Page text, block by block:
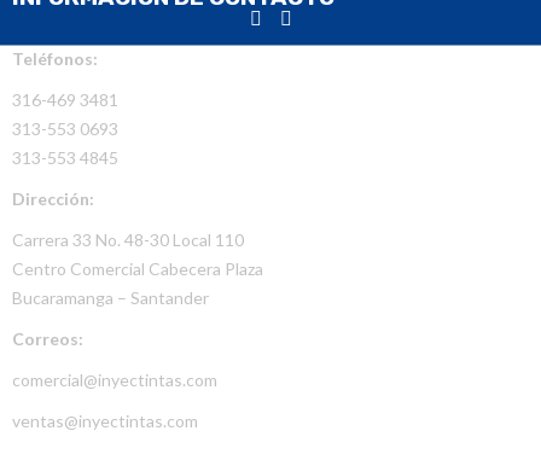
Teléfonos:
316-469 3481
313-553 0693
313-553 4845
Dirección:
Carrera 33 No. 48-30 Local 110
Centro Comercial Cabecera Plaza
Bucaramanga – Santander
Correos:
comercial@inyectintas.com
ventas@inyectintas.com